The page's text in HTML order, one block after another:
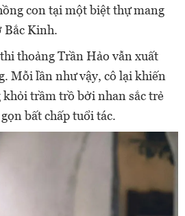
con tại một biệt thự mang
Bắc Kinh.
thoảng Trần Hảo vẫn xuất
Mỗi lần như vậy, cô lại khiến
trầm trồ bởi nhan sắc trẻ
bất chấp tuổi tác.